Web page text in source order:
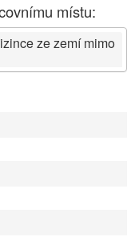
místu:
ze zemí mimo